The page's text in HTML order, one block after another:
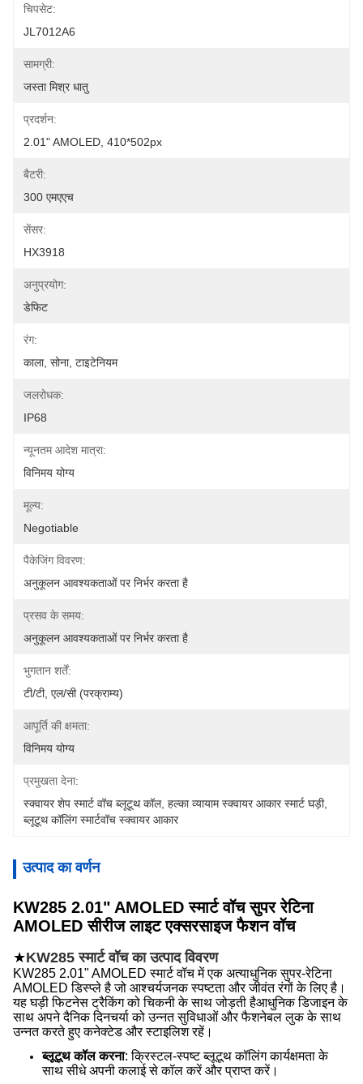
चिपसेट:
JL7012A6
सामग्री:
जस्ता मिश्र धातु
प्रदर्शन:
2.01" AMOLED, 410*502px
बैटरी:
300 एमएएच
सेंसर:
HX3918
अनुप्रयोग:
डेफिट
रंग:
काला, सोना, टाइटेनियम
जलरोधक:
IP68
न्यूनतम आदेश मात्रा:
विनिमय योग्य
मूल्य:
Negotiable
पैकेजिंग विवरण:
अनुकूलन आवश्यकताओं पर निर्भर करता है
प्रसव के समय:
अनुकूलन आवश्यकताओं पर निर्भर करता है
भुगतान शर्तें:
टी/टी, एल/सी (परक्राम्य)
आपूर्ति की क्षमता:
विनिमय योग्य
प्रमुखता देना:
स्क्वायर शेप स्मार्ट वॉच ब्लूटूथ कॉल, हल्का व्यायाम स्क्वायर आकार स्मार्ट घड़ी,
ब्लूटूथ कॉलिंग स्मार्टवॉच स्क्वायर आकार
उत्पाद का वर्णन
KW285 2.01" AMOLED स्मार्ट वॉच सुपर रेटिना
AMOLED सीरीज लाइट एक्सरसाइज फैशन वॉच
★KW285 स्मार्ट वॉच का उत्पाद विवरण
KW285 2.01" AMOLED स्मार्ट वॉच में एक अत्याधुनिक सुपर-रेटिना
AMOLED डिस्प्ले है जो आश्चर्यजनक स्पष्टता और जीवंत रंगों के लिए है।
यह घड़ी फिटनेस ट्रैकिंग को चिकनी के साथ जोड़ती हैआधुनिक डिजाइन के
साथ अपने दैनिक दिनचर्या को उन्नत सुविधाओं और फैशनेबल लुक के साथ
उन्नत करते हुए कनेक्टेड और स्टाइलिश रहें।
ब्लूटूथ कॉल करना: क्रिस्टल-स्पष्ट ब्लूटूथ कॉलिंग कार्यक्षमता के
साथ सीधे अपनी कलाई से कॉल करें और प्राप्त करें।